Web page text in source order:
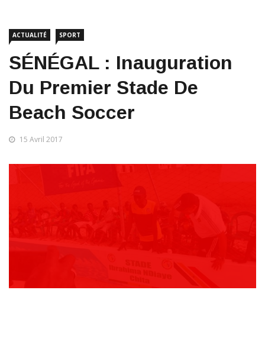
ACTUALITÉ SPORT
SÉNÉGAL : Inauguration
Du Premier Stade De
Beach Soccer
15 Avril 2017